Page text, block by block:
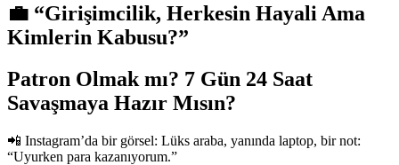
💼 “Girişimcilik, Herkesin Hayali Ama
Kimlerin Kabusu?”
Patron Olmak mı? 7 Gün 24 Saat
Savaşmaya Hazır Mısın?
📲 Instagram’da bir görsel: Lüks araba, yanında laptop, bir not:
“Uyurken para kazanıyorum.”